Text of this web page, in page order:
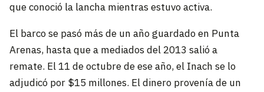
que conoció la lancha mientras estuvo activa.
El barco se pasó más de un año guardado en Punta
Arenas, hasta que a mediados del 2013 salió a
remate. El 11 de octubre de ese año, el Inach se lo
adjudicó por $15 millones. El dinero provenía de un